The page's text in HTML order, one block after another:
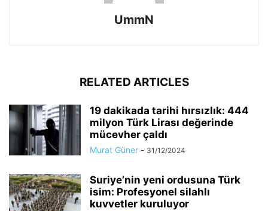
UmmN
RELATED ARTICLES
19 dakikada tarihi hırsızlık: 444
milyon Türk Lirası değerinde
mücevher çaldı
Murat Güner - 31/12/2024
Suriye’nin yeni ordusuna Türk
isim: Profesyonel silahlı
kuvvetler kuruluyor